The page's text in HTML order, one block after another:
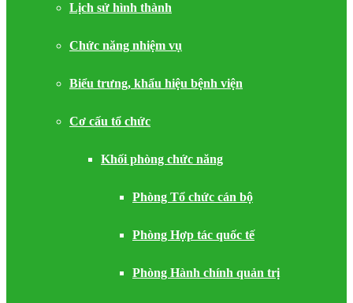
Lịch sử hình thành
Chức năng nhiệm vụ
Biểu trưng, khẩu hiệu bệnh viện
Cơ cấu tổ chức
Khối phòng chức năng
Phòng Tổ chức cán bộ
Phòng Hợp tác quốc tế
Phòng Hành chính quản trị